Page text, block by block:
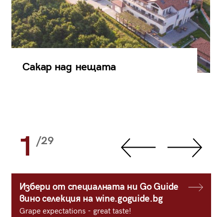
Сакар над нещата
1 /29
Избери от специалната ни Go Guide
вино селекция на wine.goguide.bg
Grape expectations - great taste!